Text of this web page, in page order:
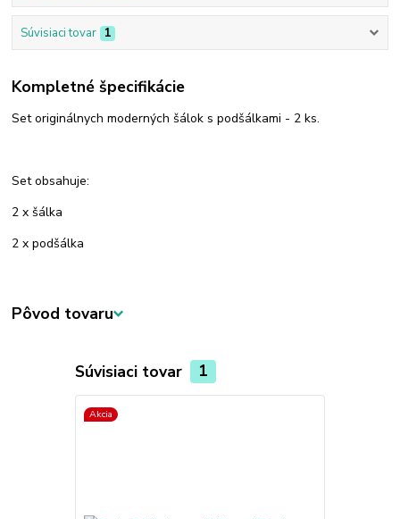
Súvisiaci tovar 1
Kompletné špecifikácie
Set originálnych moderných šálok s podšálkami - 2 ks.
Set obsahuje:
2 x šálka
2 x podšálka
Pôvod tovaru
Súvisiaci tovar 1
Akcia